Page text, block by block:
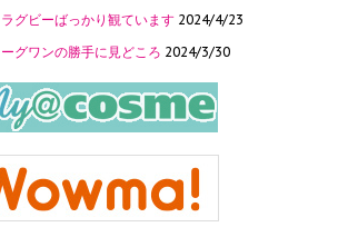
グビーばっかり観ています 2024/4/23
グワンの勝手に見どころ 2024/3/30